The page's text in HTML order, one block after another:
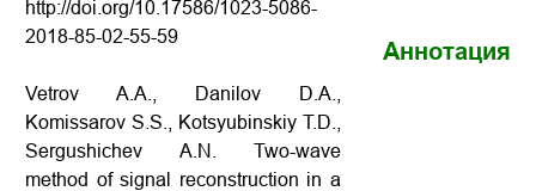
http://doi.org/10.17586/1023-5086-
2018-85-02-55-59
Vetrov A.A., Danilov D.A.,
Komissarov S.S., Kotsyubinskiy T.D.,
Sergushichev A.N. Two-wave
method of signal reconstruction in a
Аннотация